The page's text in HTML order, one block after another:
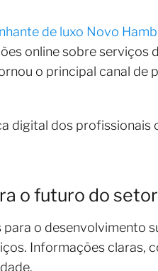
de luxo Novo
online sobre serviços
o principal canal de
digital dos profissionais
o futuro do setor
o desenvolvimento
Informações claras,